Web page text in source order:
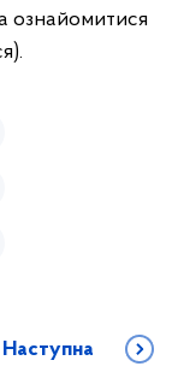
ознайомитися
Наступна